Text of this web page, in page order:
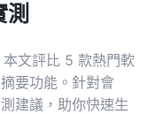
文評比 5 款熱門軟
要功能。針對會
建議，助你快速生